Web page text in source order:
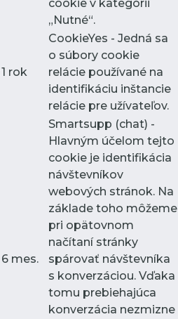
cookie v kategórii
„Nutné“.
1 rok
CookieYes - Jedná sa
o súbory cookie
relácie používané na
identifikáciu inštancie
relácie pre užívateľov.
6 mes.
Smartsupp (chat) -
Hlavným účelom tejto
cookie je identifikácia
návštevníkov
webových stránok. Na
základe toho môžeme
pri opätovnom
načítaní stránky
spárovať návštevníka
s konverzáciou. Vďaka
tomu prebiehajúca
konverzácia nezmizne